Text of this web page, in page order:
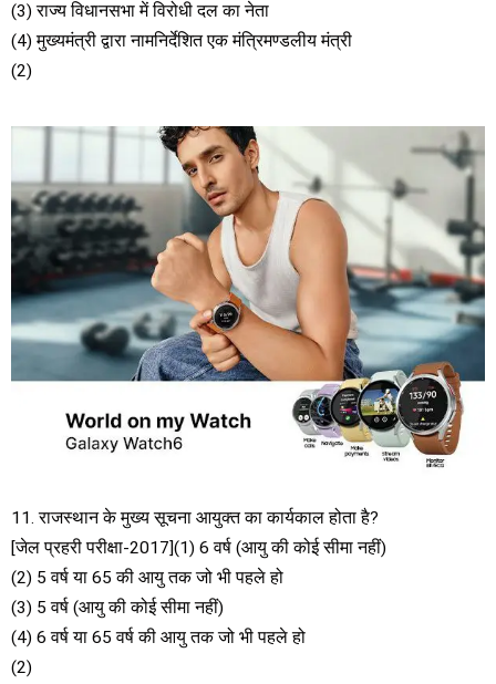
(3) राज्य विधानसभा में विरोधी दल का नेता
(4) मुख्यमंत्री द्वारा नामनिर्देशित एक मंत्रिमण्डलीय मंत्री
(2)
11. राजस्थान के मुख्य सूचना आयुक्त का कार्यकाल होता है?
[जेल प्रहरी परीक्षा-2017](1) 6 वर्ष (आयु की कोई सीमा नहीं)
(2) 5 वर्ष या 65 की आयु तक जो भी पहले हो
(3) 5 वर्ष (आयु की कोई सीमा नहीं)
(4) 6 वर्ष या 65 वर्ष की आयु तक जो भी पहले हो
(2)